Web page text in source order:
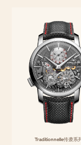
Traditionnelle传袭系列
着江诗丹顿数个世纪以
之中跃然而现，展现出
探索系列
Traditionnelle传袭系